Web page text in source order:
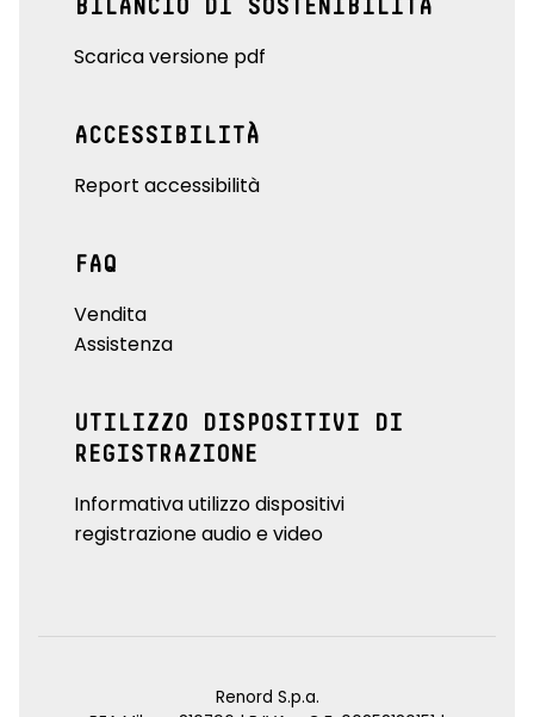
BILANCIO DI SOSTENIBILITÀ
Scarica versione pdf
ACCESSIBILITÀ
Report accessibilità
FAQ
Vendita
Assistenza
UTILIZZO DISPOSITIVI DI
REGISTRAZIONE
Informativa utilizzo dispositivi
registrazione audio e video
Renord S.p.a.